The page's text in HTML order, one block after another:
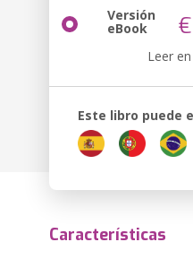
Versión
eBook
Leer
Este libro puede
Características